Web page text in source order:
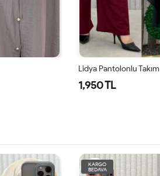
Lidya Pantolonlu Takım
1,950 TL
KARGO
BEDAVA